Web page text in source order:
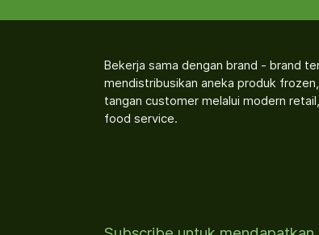
Bekerja sama dengan brand - brand
mendistribusikan aneka produk
tangan customer melalui modern
food service.